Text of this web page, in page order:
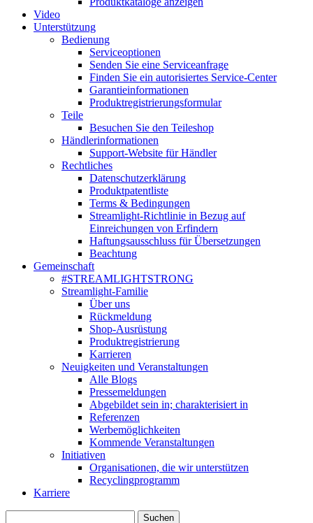
Video
Unterstützung
Bedienung
Serviceoptionen
Senden Sie eine Serviceanfrage
Finden Sie ein autorisiertes Service-Center
Garantieinformationen
Produktregistrierungsformular
Teile
Besuchen Sie den Teileshop
Händlerinformationen
Support-Website für Händler
Rechtliches
Datenschutzerklärung
Produktpatentliste
Terms & Bedingungen
Streamlight-Richtlinie in Bezug auf
Einreichungen von Erfindern
Haftungsausschluss für Übersetzungen
Beachtung
Gemeinschaft
#STREAMLIGHTSTRONG
Streamlight-Familie
Über uns
Rückmeldung
Shop-Ausrüstung
Produktregistrierung
Karrieren
Neuigkeiten und Veranstaltungen
Alle Blogs
Pressemeldungen
Abgebildet sein in; charakterisiert in
Referenzen
Werbemöglichkeiten
Kommende Veranstaltungen
Initiativen
Organisationen, die wir unterstützen
Recyclingprogramm
Karriere